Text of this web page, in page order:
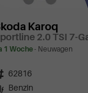
Karoq
2.0 TSI 7-
1 Woche Neuwagen
62816
Kraftstoff Benzin